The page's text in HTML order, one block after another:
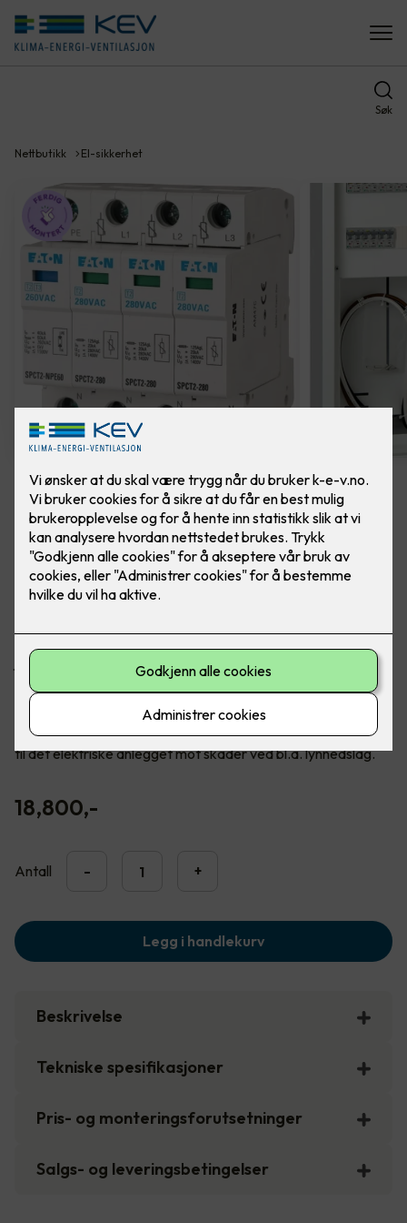
Søk
Nettbutikk El-sikkerhet
Rehabilitering av sikringsskap
Ferdig montert rehab sikringsskap m/ innmat.
Boligskap IT 50A 12 kurser.
jordfeilautomater på alle kurser, og hever dermed
sikkerhetsnivået for deg og ditt hjem betydelig.
Det følger også med et overspenningsvern i pakken.
Overspenningsvern skal beskytte apparater og utstyr koblet
til det elektriske anlegget mot skader ved bl.a. lynnedslag.
18,800,-
Antall - +
Legg i handlekurv
Beskrivelse
Tekniske spesifikasjoner
Pris- og monteringsforutsetninger
Salgs- og leveringsbetingelser